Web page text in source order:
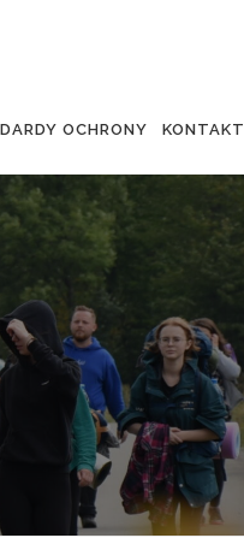
OCHRONY KONTAKT